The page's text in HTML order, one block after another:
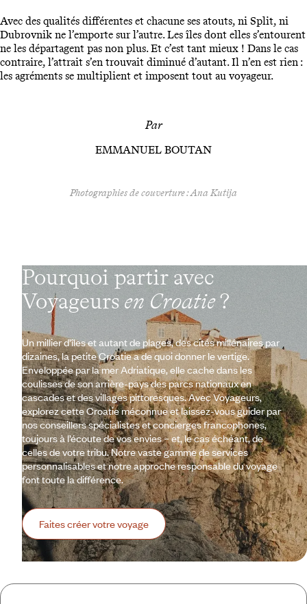
Avec des qualités différentes et chacune ses atouts, ni Split, ni
Dubrovnik ne l’emporte sur l’autre. Les îles dont elles s’entourent
ne les départagent pas non plus. Et c’est tant mieux ! Dans le cas
contraire, l’attrait s’en trouvait diminué d’autant. Il n’en est rien :
les agréments se multiplient et imposent tout au voyageur.
Par
EMMANUEL BOUTAN
Photographies de couverture : Ana Kutija
Pourquoi partir avec
Voyageurs en Croatie?
Un millier d’îles et autant de plages, des cités millénaires par
dizaines, la petite Croatie a de quoi donner le vertige.
Enveloppée par la mer Adriatique, elle cache dans les
coulisses de son arrière-pays des parcs nationaux en
cascades et des villages pittoresques. Avec Voyageurs,
explorez cette Croatie méconnue et laissez-vous guider par
nos conseillers spécialistes et concierges francophones,
toujours à l’écoute de vos envies – et, le cas échéant, de
celles de votre tribu. Notre vaste gamme de services
personnalisables et notre approche responsable du voyage
font toute la différence.
Faites créer votre voyage